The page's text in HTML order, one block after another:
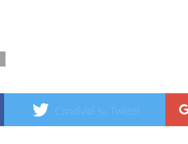
Condividi su Twitter